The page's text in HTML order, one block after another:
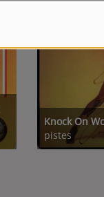
Knock On
pistes